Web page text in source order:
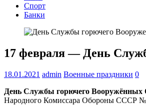
Спорт
Банки
17 февраля — День
18.01.2021 admin Военные праздники 0
День Службы горючего Вооружённых
Народного Комиссара Обороны СССР №